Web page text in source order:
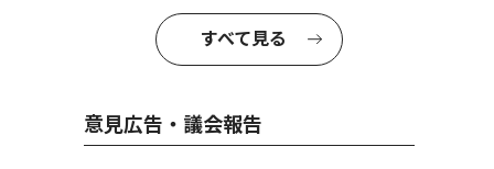
すべて見る
意見広告・議会報告